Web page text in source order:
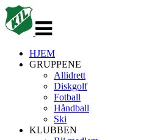
navigasjon
HJEM
GRUPPENE
Allidrett
Diskgolf
Fotball
Håndball
Ski
KLUBBEN